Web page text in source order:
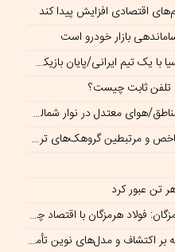
اقتصادی افزایش پیدا کند
بازار خودرو است
تیم ایرانی/پایان بازیکن قرضی؟
ثابت چیست؟
نگاه تازه‌ای به توسعه صنعت فولاد ارائه کرده است
مدل‌های نوین تأمین مالی شتاب می‌گیرد